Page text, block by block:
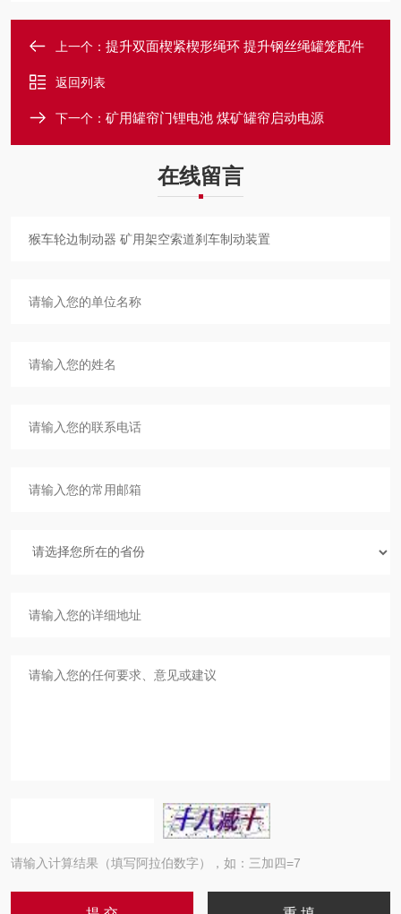
上一个： 提升双面楔紧楔形绳环 提升钢丝绳罐笼配件
返回列表
下一个： 矿用罐帘门锂电池 煤矿罐帘启动电源
在线留言
请输入计算结果（填写阿拉伯数字），如：三加四=7